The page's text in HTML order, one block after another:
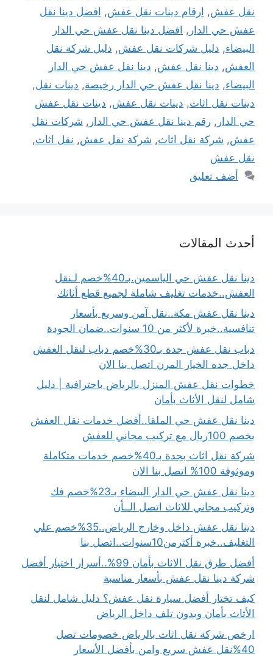
نقل عفش, ارقام دينات نقل عفش, افضل دينا نقل
عفش حي الدار , افضل دينا نقل عفش حي الدار
البيضاء, دليل شركات نقل عفش, دليل شركة نقل
العفش, دينا نقل عفش, دينا نقل عفش حي الدار
البيضاء, دينا نقل عفش حي الدار رخيصة, دينات نقل,
دينات نقل اثاث, دينات نقل عفش, دينات نقل عفش
حي الدار , رقم دينا نقل عفش حي الدار , شركات نقل
عفش, شركة نقل اثاث, شركة نقل عفش, نقل اثاث,
نقل عفش
أضف تعليق
أحدث المقالات
دينا نقل عفش حي الياسمين.بـ40%خصم لـنقل
العفش..خدمات تغليف شاملة لجميع قطع أثاثك
دينا نقل عفش مكة..نقل آمن وسريع بأسعار
تنافسية..خبرة لأكثر من 10 سنوات..ضمان الجودة
دباب نقل عفش جدة بـ30%خصم دباب لنقل العفش
داخل جده الخيار المرن اتصل بنا الان
خطوات نقل عفش المنزل بالرياض باحترافية | دليل
شامل لنقل الأثاث بأمان
دينا نقل عفش حي الملقا..أفضل خدمات نقل العفش
بخصم 100ريال مع تركيب مجاني للعفش
شركة نقل اثاث بجدة بـ40%خصم خدمات متكاملة
وموثوقة 100% اتصل بنا الان
دينا نقل عفش حي الدار البيضاء بـ23%خصم فك
وتركيب مجاني للاثاث اتصل الــأن
دينا نقل عفش داخل وخارج الرياض..35%خصم علي
التغليف..خبرة أكثرمن10سنوات..اتصل بنا
أفضل طرق نقل الاثاث بأمان 99%..أسرار اختيار أفضل
شركة دينا نقل عفش بأسعار مناسبة
كيف تختار أفضل سيارة نقل عفش؟ دليل شامل لنقل
الأثاث بأمان وبدون تلف داخل الرياض
ارخص شركة نقل اثاث بالرياض خصومات تصل
40%نقل عفش سريع وامن بأفضل الأسعار